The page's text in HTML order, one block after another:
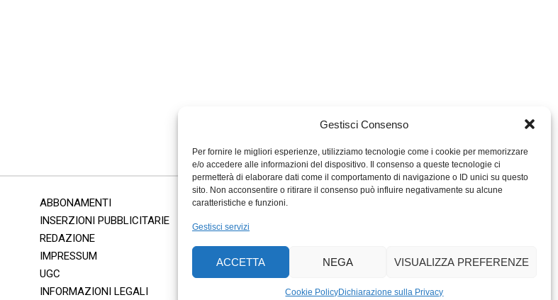
Gestisci Consenso
Per fornire le migliori esperienze, utilizziamo tecnologie come i cookie per memorizzare
e/o accedere alle informazioni del dispositivo. Il consenso a queste tecnologie ci
permetterà di elaborare dati come il comportamento di navigazione o ID unici su questo
sito. Non acconsentire o ritirare il consenso può influire negativamente su alcune
caratteristiche e funzioni.
Gestisci servizi
ACCETTA NEGA VISUALIZZA PREFERENZE
Cookie PolicyDichiarazione sulla Privacy
ABBONAMENTI
INSERZIONI PUBBLICITARIE
REDAZIONE
IMPRESSUM
UGC
INFORMAZIONI LEGALI
MIGROS TICINO
PERCENTO CULTURALE
MIGROS TICINO
ACTIV FITNESS TICINO